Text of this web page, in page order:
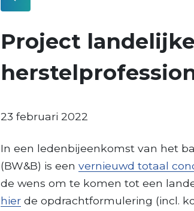
Project
23 februari 2022
In een ledenbijeenkomst van het
(BW&B) is een vernieuwd totaal
de wens om te komen tot een
hier de opdrachtformulering (incl.